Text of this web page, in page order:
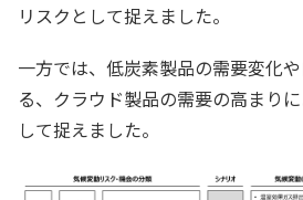
リスクとして捉えました。
一方では、低炭素製品の需要変化
る、クラウド製品の需要の高まり
して捉えました。